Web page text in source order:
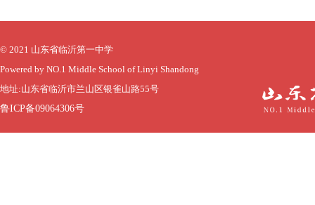
© 2021 山东省临沂第一中学
Powered by NO.1 Middle School of Linyi Shandong
地址:山东省临沂市兰山区银雀山路55号
鲁ICP备09064306号